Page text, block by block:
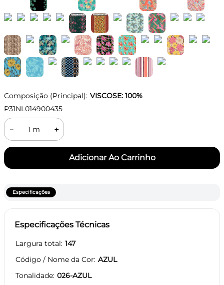
Composição (Principal): VISCOSE: 100%
P31NL014900435
＋
－
Especificações
Especificações Técnicas
Largura total 147
Código / Nome da Cor AZUL
Tonalidade 026-AZUL